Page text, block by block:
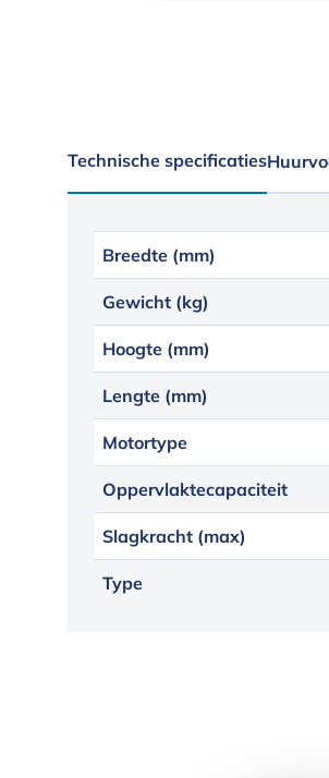
Technische specificaties
Breedte (mm)
Gewicht (kg)
Hoogte (mm)
Lengte (mm)
Motortype
Oppervlaktecapaciteit
Slagkracht (max)
Type